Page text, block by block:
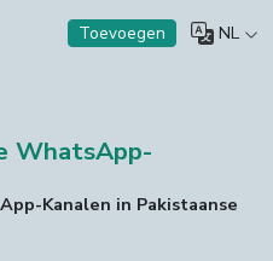
Toevoegen NL
WhatsApp-
Kanalen in Pakistaanse